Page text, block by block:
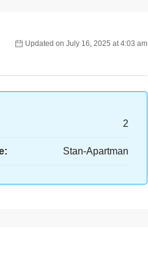
Updated on July 16, 2025 at 4:03 am
2
Stan-Apartman